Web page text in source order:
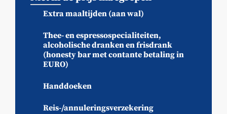
Extra maaltijden (aan wal)
Thee- en espressospecialiteiten,
alcoholische dranken en frisdrank
(honesty bar met contante betaling in
EURO)
Handdoeken
Reis-/annuleringsverzekering